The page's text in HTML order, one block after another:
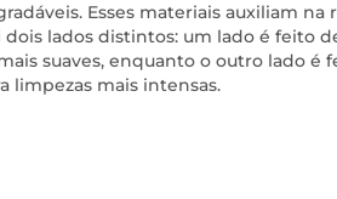
Esses materiais auxiliam
dois lados distintos: um lado é feito
suaves, enquanto o outro lado é
limpezas mais intensas.